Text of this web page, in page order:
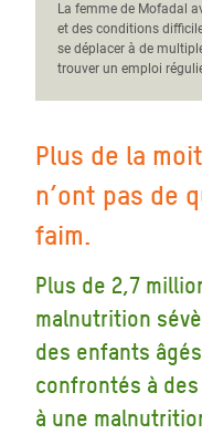
La femme de Mofadal
et des conditions
se déplacer à de
trouver un emploi
Plus de la
n’ont pas de
faim.
Plus de 2,7
malnutrition
des enfants
confrontés à
à une